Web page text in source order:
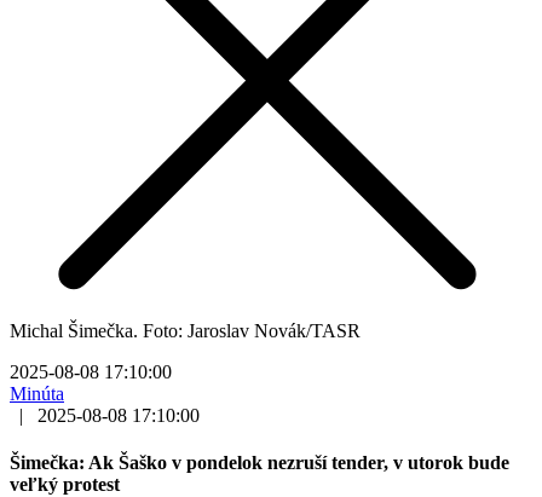
Michal Šimečka. Foto: Jaroslav Novák/TASR
2025-08-08 17:10:00
Minúta
|
2025-08-08 17:10:00
Šimečka: Ak Šaško v pondelok nezruší tender, v utorok bude
veľký protest